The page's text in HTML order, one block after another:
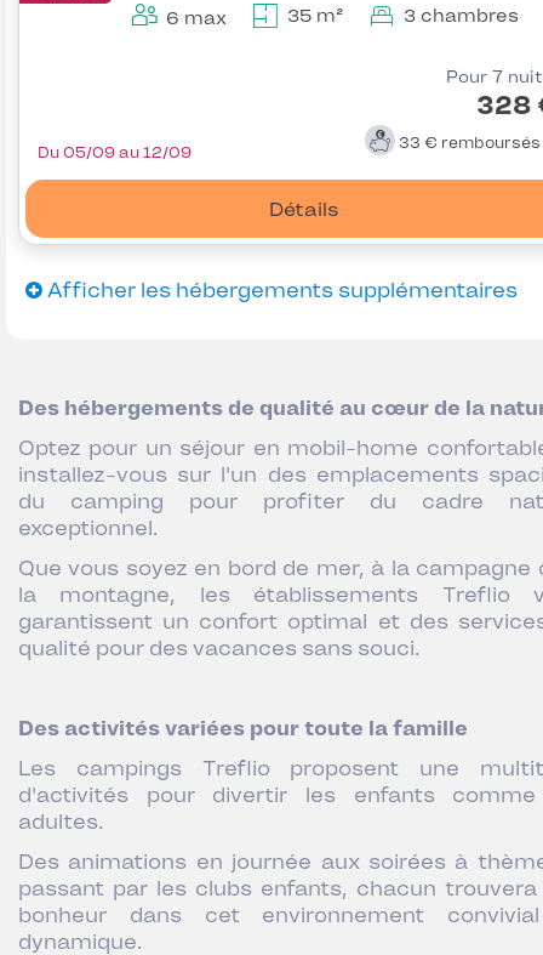
6 max 35 m² 3 chambres
Pour 7
328
33 € remboursés
Détails
Du 05/09 au 12/09
Afficher les hébergements supplémentaires
Des hébergements de qualité au cœur de la
Optez pour un séjour en mobil-home
installez-vous sur l'un des emplacements
du camping pour profiter du cadre
exceptionnel.
Que vous soyez en bord de mer, à la campagne
la montagne, les établissements Treflio
garantissent un confort optimal et des
qualité pour des vacances sans souci.
Des activités variées pour toute la famille
Les campings Treflio proposent une
d'activités pour divertir les enfants
adultes.
Des animations en journée aux soirées à
passant par les clubs enfants, chacun trouvera
bonheur dans cet environnement
dynamique.